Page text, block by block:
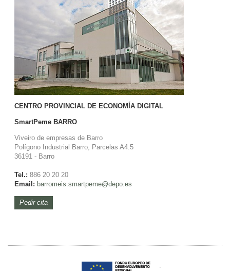
CENTRO PROVINCIAL DE ECONOMÍA DIGITAL
SmartPeme BARRO
Viveiro de empresas de Barro
Polígono Industrial Barro, Parcelas A4.5
36191 - Barro
Tel.: 886 20 20 20
Email: barromeis.smartpeme@depo.es
Pedir cita